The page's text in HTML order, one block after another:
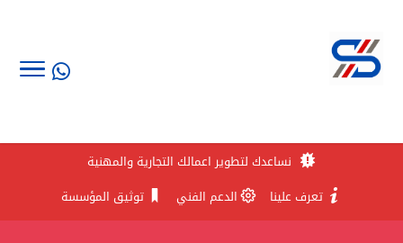
تعرف علينا
الدعم الفني توثيق المؤسسة